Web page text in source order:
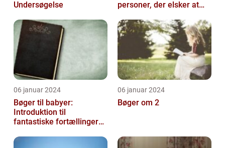
Undersøgelse
personer, der elsker at
deres bøger
06 januar 2024
Bøger til babyer:
Introduktion til
fantastiske fortællinger
06 januar 2024
Bøger om 2